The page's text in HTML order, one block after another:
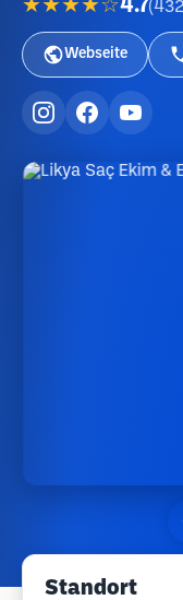
★★★★☆4.7(432
Webseite
Standort